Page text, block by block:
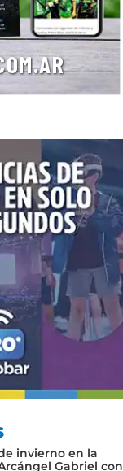
invierno en la
Gabriel con